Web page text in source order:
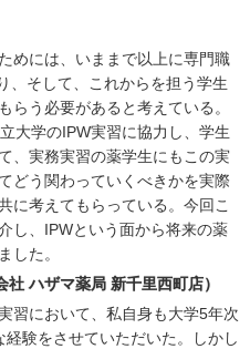
めには、いままで以上に専門職
、そして、これからを担う学生
らう必要があると考えている。
大学のIPW実習に協力し、学生
、実務実習の薬学生にもこの実
どう関わっていくべきかを実際
に考えてもらっている。今回こ
し、IPWという面から将来の薬
した。
ハザマ薬局 新千里西町店）
習において、私自身も大学5年次
験をさせていただいた。しかし